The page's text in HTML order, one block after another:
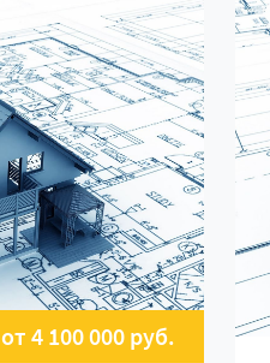
от 4 100 000 руб.